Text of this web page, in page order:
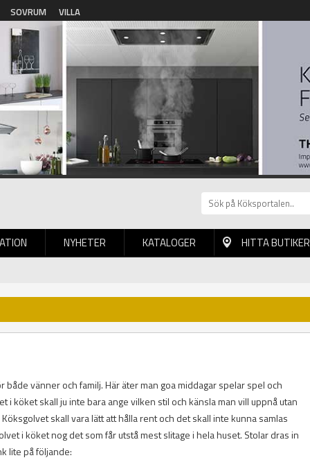
SOVRUM VILLA
NYHETER KATALOGER HITTA BUTIKER
vänner och familj. Här äter man goa middagar spelar spel och
köket skall ju inte bara ange vilken stil och känsla man vill uppnå utan
skall vara lätt att hålla rent och det skall inte kunna samlas
i köket nog det som får utstå mest slitage i hela huset. Stolar dras in
lite på följande: